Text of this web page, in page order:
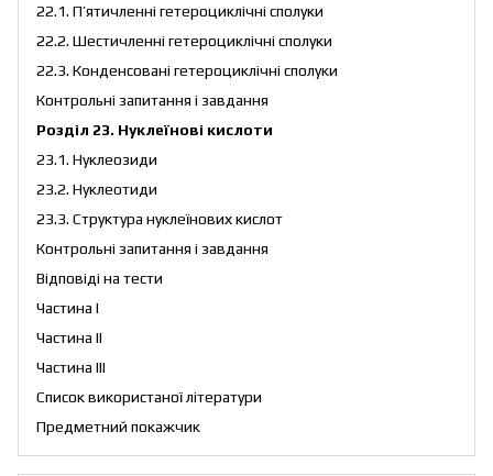
22.1. П’ятичленні гетероциклічні сполуки
22.2. Шестичленні гетероциклічні сполуки
22.3. Конденсовані гетероциклічні сполуки
Контрольні запитання і завдання
Розділ 23. Нуклеїнові кислоти
23.1. Нуклеозиди
23.2. Нуклеотиди
23.3. Структура нуклеїнових кислот
Контрольні запитання і завдання
Відповіді на тести
Частина І
Частина ІІ
Частина ІІІ
Список використаної літератури
Предметний покажчик